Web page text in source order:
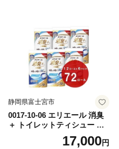
静岡県富士宮市
0017-10-06 エリエール 消臭
＋ トイレットティシュー し
っかり香るフレッシュクリア
の香り ダブル 12ロール×6パ
17,000円